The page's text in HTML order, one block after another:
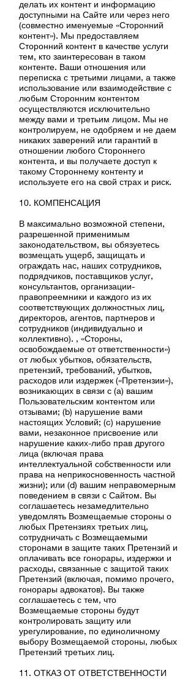
делать их контент и информацию
доступными на Сайте или через него
(совместно именуемые «Сторонний
контент»). Мы предоставляем
Сторонний контент в качестве услуги
тем, кто заинтересован в таком
контенте. Ваши отношения или
переписка с третьими лицами, а также
использование или взаимодействие с
любым Сторонним контентом
осуществляются исключительно
между вами и третьим лицом. Мы не
контролируем, не одобряем и не даем
никаких заверений или гарантий в
отношении любого Стороннего
контента, и вы получаете доступ к
такому Стороннему контенту и
используете его на свой страх и риск.
10. КОМПЕНСАЦИЯ
В максимально возможной степени,
разрешенной применимым
законодательством, вы обязуетесь
возмещать ущерб, защищать и
ограждать нас, наших сотрудников,
подрядчиков, поставщиков услуг,
консультантов, организации-
правопреемники и каждого из их
соответствующих должностных лиц,
директоров, агентов, партнеров и
сотрудников (индивидуально и
коллективно). , «Стороны,
освобождаемые от ответственности»)
от любых убытков, обязательств,
претензий, требований, убытков,
расходов или издержек («Претензии»),
возникающих в связи с (а) вашим
Пользовательским контентом или
отзывами; (b) нарушение вами
настоящих Условий; (c) нарушение
вами, незаконное присвоение или
нарушение каких-либо прав другого
лица (включая права
интеллектуальной собственности или
права на неприкосновенность частной
жизни); или (d) вашим неправомерным
поведением в связи с Сайтом. Вы
соглашаетесь незамедлительно
уведомлять Возмещаемые стороны о
любых Претензиях третьих лиц,
сотрудничать с Возмещаемыми
сторонами в защите таких Претензий и
оплачивать все гонорары, издержки и
расходы, связанные с защитой таких
Претензий (включая, помимо прочего,
гонорары адвокатов). Вы также
соглашаетесь с тем, что
Возмещаемые стороны будут
контролировать защиту или
урегулирование, по единоличному
выбору Возмещаемой стороны, любых
Претензий третьих лиц.
11. ОТКАЗ ОТ ОТВЕТСТВЕННОСТИ